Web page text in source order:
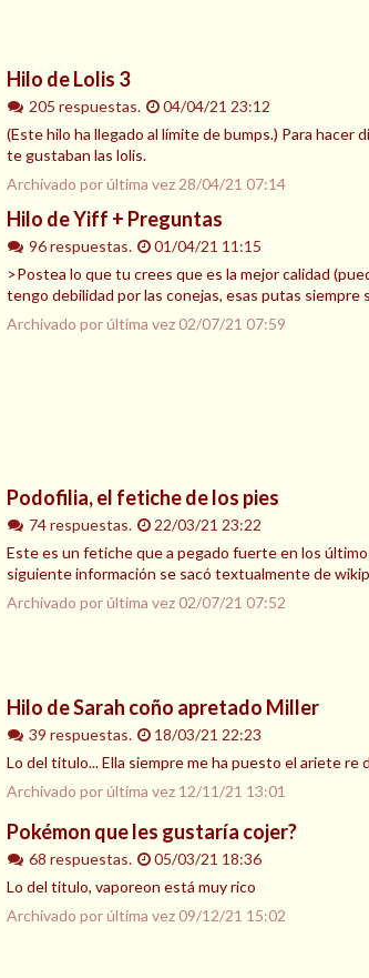
Hilo de Lolis 3
205 respuestas.
04/04/21 23:12
(Este hilo ha llegado al límite de bumps.) Para
te gustaban las lolis.
Archivado por última vez 28/04/21 07:14
Hilo de Yiff + Preguntas
96 respuestas.
01/04/21 11:15
>Postea lo que tu crees que es la mejor calidad
tengo debilidad por las conejas, esas putas
Archivado por última vez02/07/21 07:59
Podofilia, el fetiche de los pies
74 respuestas.
22/03/21 23:22
Este es un fetiche que a pegado fuerte en los
siguiente información se sacó textualmente de
Archivado por última vez02/07/21 07:52
Hilo de Sarah coño apretado Miller
39 respuestas.
18/03/21 22:23
Lo del titulo... Ella siempre me ha puesto el ariete re
Archivado por última vez 12/11/21 13:01
Pokémon que les gustaría cojer?
68 respuestas.
05/03/21 18:36
Lo del titulo, vaporeon está muy rico
Archivado por última vez09/12/21 15:02